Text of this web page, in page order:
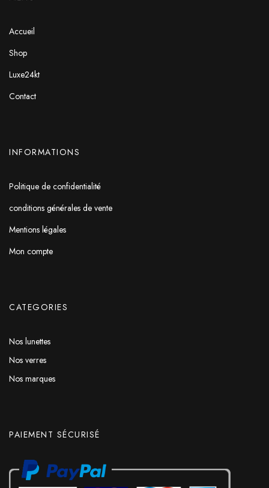
Accueil
Shop
Luxe24kt
Contact
INFORMATIONS
Politique de confidentialité
conditions générales de vente
Mentions légales
Mon compte
CATEGORIES
Nos lunettes
Nos verres
Nos marques
PAIEMENT SÉCURISÉ